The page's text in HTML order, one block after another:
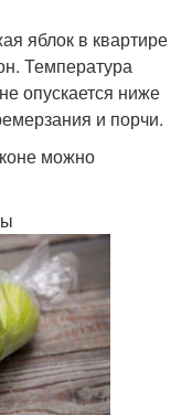
яблок в квартире
Температура
опускается ниже
и порчи.
можно